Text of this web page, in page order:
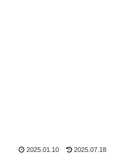
2025.01.10 2025.07.18